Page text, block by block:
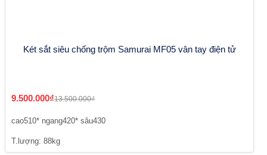
Két sắt siêu chống trộm Samurai MF05 vân tay điện tử
9.500.000₫13.500.000₫
cao510* ngang420* sâu430
T.lượng: 88kg